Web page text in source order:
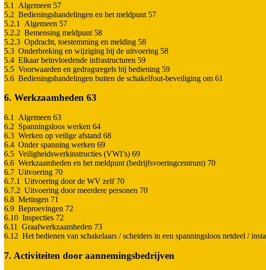
5.1 Algemeen 57
5.2 Bedieningshandelingen en het meldpunt 57
5.2.1 Algemeen 57
5.2.2 Bemensing meldpunt 58
5.2.3 Opdracht, toestemming en melding 58
5.3 Onderbreking en wijziging bij de uitvoering 58
5.4 Elkaar beïnvloedende infrastructuren 59
5.5 Voorwaarden en gedragsregels bij bediening 59
5.6 Bedieningshandelingen buiten de schakelfout-beveiliging om 61
6. Werkzaamheden 63
6.1 Algemeen 63
6.2 Spanningsloos werken 64
6.3 Werken op veilige afstand 68
6.4 Onder spanning werken 69
6.5 Veiligheidswerkinstructies (VWI’s) 69
6.6 Werkzaamheden en het meldpunt (bedrijfsvoeringcentrum) 70
6.7 Uitvoering 70
6.7.1 Uitvoering door de WV zelf 70
6.7.2 Uitvoering door meerdere personen 70
6.8 Metingen 71
6.9 Beproevingen 72
6.10 Inspecties 72
6.11 Graafwerkzaamheden 73
6.12 Het bedienen van schakelaars / scheiders in een spanningsloos netdeel /
7. Activiteiten door aannemingsbedrijven